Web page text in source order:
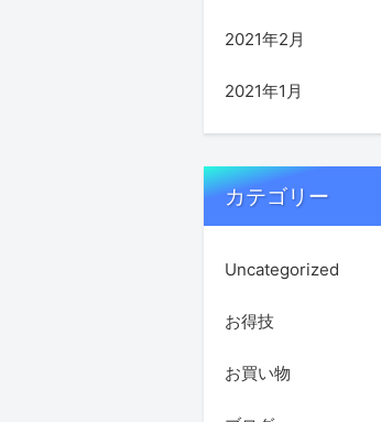
2021年2月
2021年1月
カテゴリー
Uncategorized
お得技
お買い物